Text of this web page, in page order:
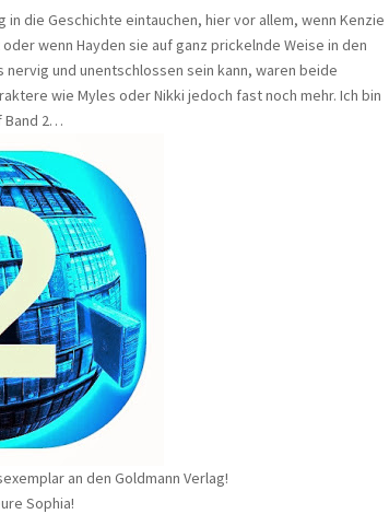
die Geschichte eintauchen, hier vor allem, wenn Kenzie
wenn Hayden sie auf ganz prickelnde Weise in den
und unentschlossen sein kann, waren beide
wie Myles oder Nikki jedoch fast noch mehr. Ich bin
Band 2…
an den Goldmann Verlag!
Sophia!